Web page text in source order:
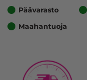
Päävarasto
Maahantuoja